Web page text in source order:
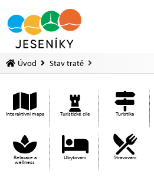
Úvod Stav tratě
Interaktivní mapa Turistické cíle Turistika
Relaxace a
wellness
Ubytování Stravování